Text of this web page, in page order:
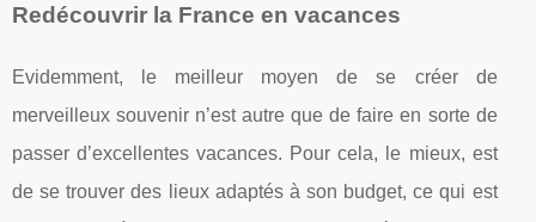
Redécouvrir la France en vacances
Evidemment, le meilleur moyen de se créer de
merveilleux souvenir n’est autre que de faire en sorte de
passer d’excellentes vacances. Pour cela, le mieux, est
de se trouver des lieux adaptés à son budget, ce qui est